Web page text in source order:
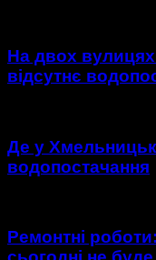
На двох
відсутнє
Де у
водопостачання
Ремонтні